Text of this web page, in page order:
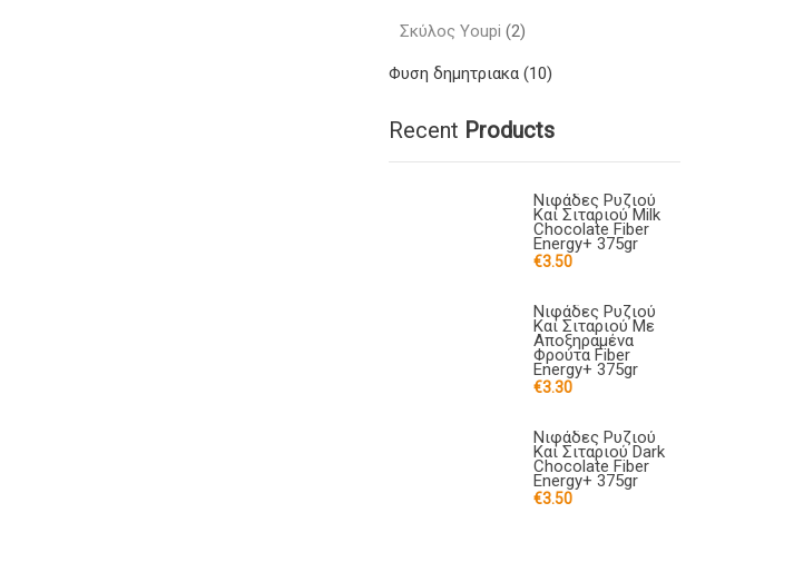
Σκύλος Youpi (2)
Φυση δημητριακα (10)
Recent Products
Νιφάδες Ρυζιού
Και Σιταριού Milk
Chocolate Fiber
Energy+ 375gr
€3.50
Νιφάδες Ρυζιού
Και Σιταριού Με
Αποξηραμένα
Φρούτα Fiber
Energy+ 375gr
€3.30
Νιφάδες Ρυζιού
Και Σιταριού Dark
Chocolate Fiber
Energy+ 375gr
€3.50